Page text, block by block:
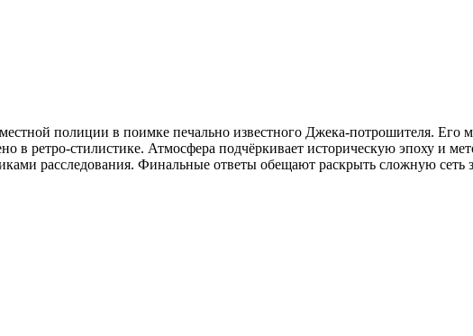
полиции в поимке печально известного Джека‑потрошителя. Его
в ретро‑стилистике. Атмосфера подчёркивает историческую эпоху и
расследования. Финальные ответы обещают раскрыть сложную сеть